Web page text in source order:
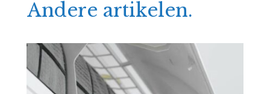
Andere artikelen.